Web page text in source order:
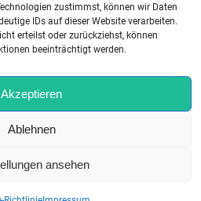
zustimmst, können wir Daten
IDs auf dieser Website verarbeiten.
erteilst oder zurückziehst, können
beeinträchtigt werden.
Akzeptieren
Ablehnen
ansehen
Sprachsteuerung Timer
Wetterdaten Zigbee
Alle Rechte vorbehalten. |